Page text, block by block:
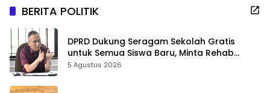
BERITA POLITIK
DPRD Dukung Seragam Sekolah Gratis
untuk Semua Siswa Baru, Minta Rehab
Sekolah Jangan Dikurangi
5 Agustus 2026